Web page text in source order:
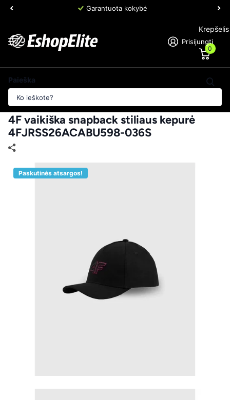
Garantuota kokybė
Paieška
Prisijungti
Krepšelis
0
4F vaikiška snapback stiliaus kepurė
4FJRSS26ACABU598-036S
Paskutinės atsargos!